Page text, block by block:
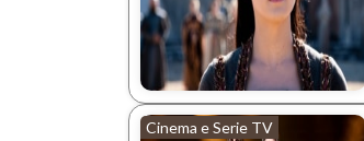
Cinema e Serie TV